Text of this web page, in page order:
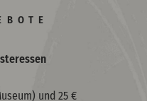
und 25 €